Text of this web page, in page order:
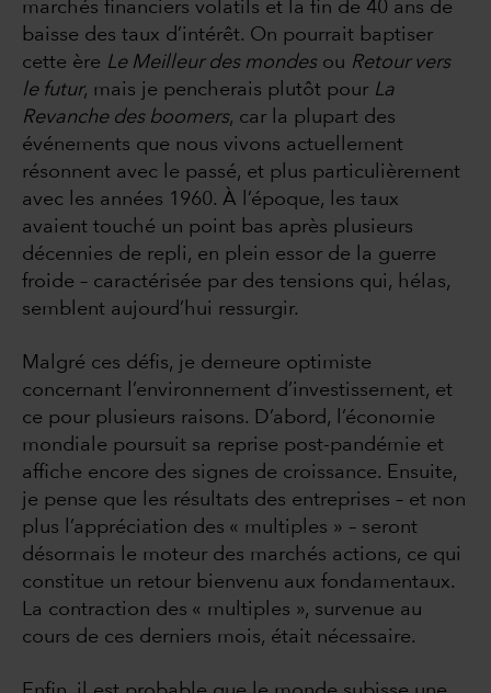
marchés financiers volatils et la fin de 40 ans de
baisse des taux d’intérêt. On pourrait baptiser
cette ère Le Meilleur des mondesou Retour vers
le futur, mais je pencherais plutôt pour La
Revanche des boomers, car la plupart des
événements que nous vivons actuellement
résonnent avec le passé, et plus particulièrement
avec les années 1960. À l’époque, les taux
avaient touché un point bas après plusieurs
décennies de repli, en plein essor de la guerre
froide – caractérisée par des tensions qui, hélas,
semblent aujourd’hui ressurgir.
Malgré ces défis, je demeure optimiste
concernant l’environnement d’investissement, et
ce pour plusieurs raisons. D’abord, l’économie
mondiale poursuit sa reprise post-pandémie et
affiche encore des signes de croissance. Ensuite,
je pense que les résultats des entreprises – et non
plus l’appréciation des « multiples » – seront
désormais le moteur des marchés actions, ce qui
constitue un retour bienvenu aux fondamentaux.
La contraction des « multiples », survenue au
cours de ces derniers mois, était nécessaire.